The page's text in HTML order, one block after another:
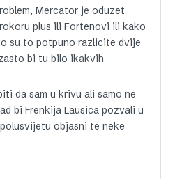
Mercator je oduzet
plus ili Fortenovi ili kako
su to potpuno razlicite dvije
bi tu bilo ikakvih
da sam u krivu ali samo ne
bi Frenkija Lausica pozvali u
objasni te neke